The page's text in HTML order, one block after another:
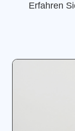
Erfahren